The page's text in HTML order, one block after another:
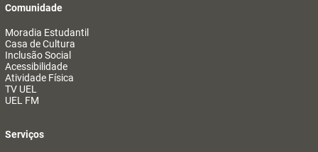
Comunidade
Moradia Estudantil
Casa de Cultura
Inclusão Social
Acessibilidade
Atividade Física
TV UEL
UEL FM
Serviços